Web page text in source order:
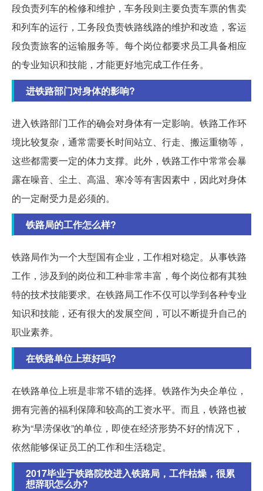
段负责列车的检修和维护，车务段则主要负责车票的售卖
和列车的运行，工务段负责铁路线路的维护和改造，客运
段负责旅客的运输服务等。每个岗位都要求员工具备相应
的专业知识和技能，才能更好地完成工作任务。
进铁路部门对身体的影响?
进入铁路部门工作的确会对身体有一定影响。铁路工作环
境比较复杂，通常需要长时间站立、行走、搬运重物等，
这些都需要一定的体力支撑。此外，铁路工作中常常会暴
露在噪音、尘土、高温、寒冷等有害因素中，因此对身体
的一定耐受力是必须的。
铁路局的工作怎么样?
铁路局作为一个大型国有企业，工作相对稳定。从事铁路
工作，涉及到的岗位和工种非常丰富，每个岗位都有其独
特的技术技能要求。在铁路局工作不仅可以学到各种专业
知识和技能，还有很大的发展空间，可以不断提升自己的
职业素养。
在铁路单位上班好吗?
在铁路单位上班是非常不错的选择。铁路作为央企单位，
拥有完善的福利保障和较高的工资水平。而且，铁路也被
称为“旱涝保收”的单位，即使在经济形势不好的情况下，
依然能够保证员工的工作和生活稳定。
2017毕业于铁路院校进入铁路局，工作枯燥，很累
想辞职怎么办?